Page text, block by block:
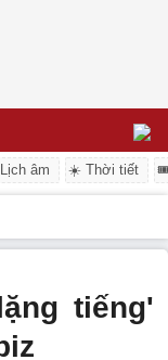
âm ☀️ Thời tiết
tiếng'